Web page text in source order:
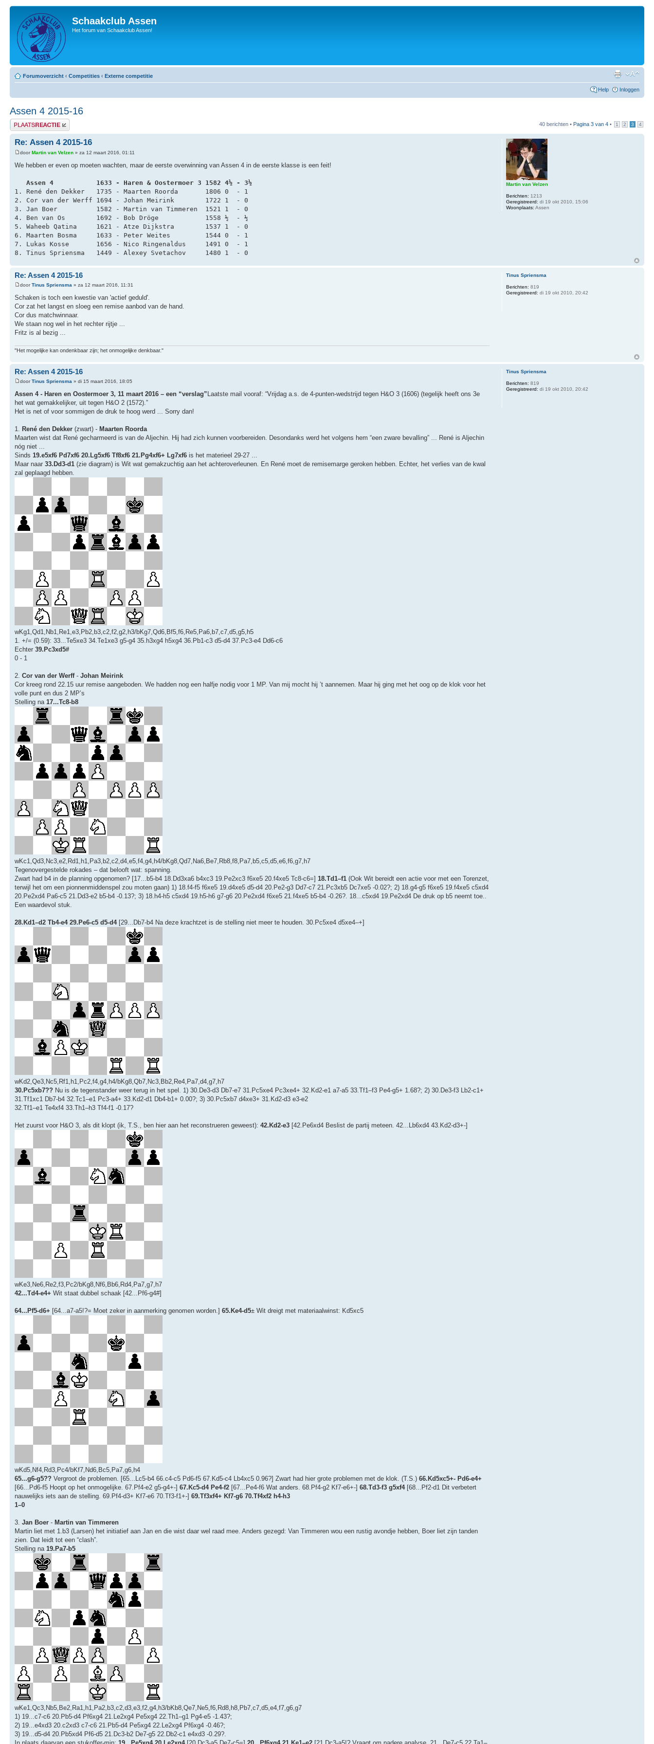
Schaakclub Assen
Het forum van Schaakclub Assen!
Forumoverzicht ‹ Competities ‹ Externe competitie
Help Inloggen
Assen 4 2015-16
Plaats een reactie 40 berichten • Pagina 3 van 4 • 1 2 3 4
Re: Assen 4 2015-16
doorMartin van Velzen » za 12 maart 2016, 01:11
We hebben er even op moeten wachten, maar de eerste overwinning van Assen 4 in de eerste klasse is een feit!
   Assen 4           1633 - Haren & Oostermoer 3 1582 4½ - 3½
1. René den Dekker   1735 - Maarten Roorda       1806 0  - 1
2. Cor van der Werff 1694 - Johan Meirink        1722 1  - 0
3. Jan Boer          1582 - Martin van Timmeren  1521 1  - 0
4. Ben van Os        1692 - Bob Dröge            1558 ½  - ½
5. Waheeb Qatina     1621 - Atze Dijkstra        1537 1  - 0
6. Maarten Bosma     1633 - Peter Weites         1544 0  - 1
7. Lukas Kosse       1656 - Nico Ringenaldus     1491 0  - 1
8. Tinus Spriensma   1449 - Alexey Svetachov     1480 1  - 0
Martin van Velzen
Berichten: 1213
Geregistreerd: di 19 okt 2010, 15:06
Woonplaats: Assen
Re: Assen 4 2015-16
doorTinus Spriensma » za 12 maart 2016, 11:31
Schaken is toch een kwestie van 'actief geduld'.
Cor zat het langst en sloeg een remise aanbod van de hand.
Cor dus matchwinnaar.
We staan nog wel in het rechter rijtje ...
Fritz is al bezig ...
"Het mogelijke kan ondenkbaar zijn; het onmogelijke denkbaar."
Tinus Spriensma
Berichten: 819
Geregistreerd: di 19 okt 2010, 20:42
Re: Assen 4 2015-16
doorTinus Spriensma » di 15 maart 2016, 18:05
Assen 4 - Haren en Oostermoer 3, 11 maart 2016 – een “verslag” Laatste mail vooraf: “Vrijdag a.s. de 4-punten-wedstrijd tegen H&O 3 (1606) (tegelijk heeft ons 3e
het wat gemakkelijker, uit tegen H&O 2 (1572).”
Het is net of voor sommigen de druk te hoog werd ... Sorry dan!
1. René den Dekker (zwart) - Maarten Roorda
Maarten wist dat René gecharmeerd is van de Aljechin. Hij had zich kunnen voorbereiden. Desondanks werd het volgens hem “een zware bevalling” ... René is Aljechin
nóg niet ...
Sinds 19.e5xf6 Pd7xf6 20.Lg5xf6 Tf8xf6 21.Pg4xf6+ Lg7xf6 is het materieel 29-27 ...
Maar naar 33.Dd3-d1 (zie diagram) is Wit wat gemakzuchtig aan het achteroverleunen. En René moet de remisemarge geroken hebben. Echter, het verlies van de kwal
zal geplaagd hebben.
wKg1,Qd1,Nb1,Re1,e3,Pb2,b3,c2,f2,g2,h3/bKg7,Qd6,Bf5,f6,Re5,Pa6,b7,c7,d5,g5,h5
1. +/= (0.59): 33...Te5xe3 34.Te1xe3 g5-g4 35.h3xg4 h5xg4 36.Pb1-c3 d5-d4 37.Pc3-e4 Dd6-c6
Echter 39.Pc3xd5#
0 - 1
2. Cor van der Werff - Johan Meirink
Cor kreeg rond 22.15 uur remise aangeboden. We hadden nog een halfje nodig voor 1 MP. Van mij mocht hij ’t aannemen. Maar hij ging met het oog op de klok voor het
volle punt en dus 2 MP’s
Stelling na 17...Tc8-b8
wKc1,Qd3,Nc3,e2,Rd1,h1,Pa3,b2,c2,d4,e5,f4,g4,h4/bKg8,Qd7,Na6,Be7,Rb8,f8,Pa7,b5,c5,d5,e6,f6,g7,h7
Tegenovergestelde rokades – dat belooft wat: spanning.
Zwart had b4 in de planning opgenomen? [17...b5-b4 18.Dd3xa6 b4xc3 19.Pe2xc3 f6xe5 20.f4xe5 Tc8-c6=] 18.Td1–f1 (Ook Wit bereidt een actie voor met een Torenzet,
terwijl het om een pionnenmiddenspel zou moten gaan) 1) 18.f4-f5 f6xe5 19.d4xe5 d5-d4 20.Pe2-g3 Dd7-c7 21.Pc3xb5 Dc7xe5 -0.02?; 2) 18.g4-g5 f6xe5 19.f4xe5 c5xd4
20.Pe2xd4 Pa6-c5 21.Dd3-e2 b5-b4 -0.13?; 3) 18.h4-h5 c5xd4 19.h5-h6 g7-g6 20.Pe2xd4 f6xe5 21.f4xe5 b5-b4 -0.26?. 18...c5xd4 19.Pe2xd4 De druk op b5 neemt toe..
Een waardevol stuk.
28.Kd1–d2 Tb4-e4 29.Pe6-c5 d5-d4 [29...Db7-b4 Na deze krachtzet is de stelling niet meer te houden. 30.Pc5xe4 d5xe4–+]
wKd2,Qe3,Nc5,Rf1,h1,Pc2,f4,g4,h4/bKg8,Qb7,Nc3,Bb2,Re4,Pa7,d4,g7,h7
30.Pc5xb7?? Nu is de tegenstander weer terug in het spel. 1) 30.De3-d3 Db7-e7 31.Pc5xe4 Pc3xe4+ 32.Kd2-e1 a7-a5 33.Tf1–f3 Pe4-g5+ 1.68?; 2) 30.De3-f3 Lb2-c1+
31.Tf1xc1 Db7-b4 32.Tc1–e1 Pc3-a4+ 33.Kd2-d1 Db4-b1+ 0.00?; 3) 30.Pc5xb7 d4xe3+ 31.Kd2-d3 e3-e2
32.Tf1–e1 Te4xf4 33.Th1–h3 Tf4-f1 -0.17?
Het zuurst voor H&O 3, als dit klopt (ik, T.S., ben hier aan het reconstrueren geweest): 42.Kd2-e3 [42.Pe6xd4 Beslist de partij meteen. 42...Lb6xd4 43.Kd2-d3+-]
wKe3,Ne6,Re2,f3,Pc2/bKg8,Nf6,Bb6,Rd4,Pa7,g7,h7
42...Td4-e4+ Wit staat dubbel schaak [42...Pf6-g4#]
64...Pf5-d6+ [64...a7-a5!?= Moet zeker in aanmerking genomen worden.] 65.Ke4-d5± Wit dreigt met materiaalwinst: Kd5xc5
wKd5,Nf4,Rd3,Pc4/bKf7,Nd6,Bc5,Pa7,g6,h4
65...g6-g5?? Vergroot de problemen. [65...Lc5-b4 66.c4-c5 Pd6-f5 67.Kd5-c4 Lb4xc5 0.96?] Zwart had hier grote problemen met de klok. (T.S.) 66.Kd5xc5+- Pd6-e4+
[66...Pd6-f5 Hoopt op het onmogelijke. 67.Pf4-e2 g5-g4+-] 67.Kc5-d4 Pe4-f2 [67...Pe4-f6 Wat anders. 68.Pf4-g2 Kf7-e6+-] 68.Td3-f3 g5xf4 [68...Pf2-d1 Dit verbetert
nauwelijks iets aan de stelling. 69.Pf4-d3+ Kf7-e6 70.Tf3-f1+-] 69.Tf3xf4+ Kf7-g6 70.Tf4xf2 h4-h3
1–0
3. Jan Boer - Martin van Timmeren
Martin liet met 1.b3 (Larsen) het initiatief aan Jan en die wist daar wel raad mee. Anders gezegd: Van Timmeren wou een rustig avondje hebben, Boer liet zijn tanden
zien. Dat leidt tot een “clash”.
Stelling na 19.Pa7-b5
wKe1,Qc3,Nb5,Be2,Ra1,h1,Pa2,b3,c2,d3,e3,f2,g4,h3/bKb8,Qe7,Ne5,f6,Rd8,h8,Pb7,c7,d5,e4,f7,g6,g7
1) 19...c7-c6 20.Pb5-d4 Pf6xg4 21.Le2xg4 Pe5xg4 22.Th1–g1 Pg4-e5 -1.43?;
2) 19...e4xd3 20.c2xd3 c7-c6 21.Pb5-d4 Pe5xg4 22.Le2xg4 Pf6xg4 -0.46?;
3) 19...d5-d4 20.Pb5xd4 Pf6-d5 21.Dc3-b2 De7-g5 22.Db2-c1 e4xd3 -0.29?.
Tinus Spriensma
Berichten: 819
Geregistreerd: di 19 okt 2010, 20:42